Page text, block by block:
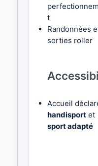
t
Randonnées
sorties roller
Accueil
handisport et
sport adapté